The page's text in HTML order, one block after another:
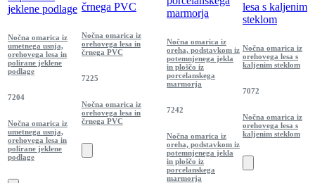
Nočna omarica iz
umetnega usnja,
orehovega lesa in
polirane jeklene
podlage
7204
Nočna omarica iz
umetnega usnja,
orehovega lesa in
polirane jeklene
podlage
Nočna omarica iz
orehovega lesa in
črnega PVC
7225
Nočna omarica iz
orehovega lesa in
črnega PVC
Nočna omarica iz
oreha, podstavkom iz
potemnjenega jekla
in ploščo iz
porcelanskega
marmorja
7242
Nočna omarica iz
oreha, podstavkom iz
potemnjenega jekla
in ploščo iz
porcelanskega
marmorja
Nočna omarica iz
orehovega lesa s
kaljenim steklom
7072
Nočna omarica iz
orehovega lesa s
kaljenim steklom